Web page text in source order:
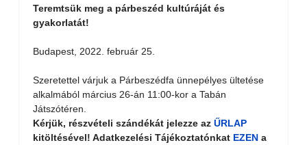
Teremtsük meg a párbeszéd kultúráját és
gyakorlatát!
Budapest, 2022. február 25.
Szeretettel várjuk a Párbeszédfa ünnepélyes ültetése
alkalmából március 26-án 11:00-kor a Tabán
Játszótéren.
Kérjük, részvételi szándékát jelezze az ŰRLAP
kitöltésével! Adatkezelési Tájékoztatónkat EZEN a